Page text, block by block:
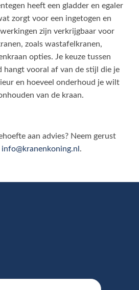
heeft een gladder en egaler
zorgt voor een ingetogen en
zijn verkrijgbaar voor
zoals wastafelkranen,
opties. Je keuze tussen
hangt vooral af van de stijl die je
en hoeveel onderhoud je wilt
van de kraan.
aan advies? Neem gerust
info@kranenkoning.nl .